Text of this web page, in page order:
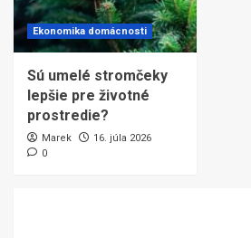
Ekonomika domácnosti
Sú umelé stromčeky
lepšie pre životné
prostredie?
Marek
16. júla 2026
0